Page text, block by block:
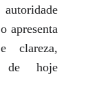
apresenta
clareza,
de hoje